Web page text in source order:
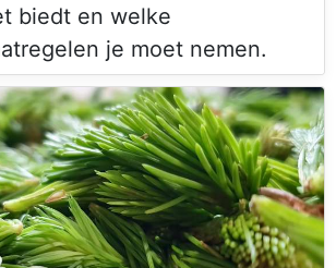
biedt en welke
je moet nemen.